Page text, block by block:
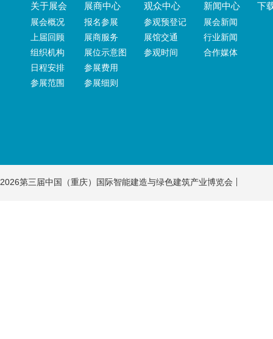
关于展会
展会概况
上届回顾
组织机构
日程安排
参展范围
展商中心
报名参展
展商服务
展位示意图
参展费用
参展细则
观众中心
参观预登记
展馆交通
参观时间
新闻中心
展会新闻
行业新闻
合作媒体
下
2026第三届中国（重庆）国际智能建造与绿色建筑产业博览会